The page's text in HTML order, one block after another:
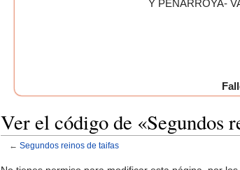
Y PEÑARROYA-
Ver el código de «Segundos
← Segundos reinos de taifas